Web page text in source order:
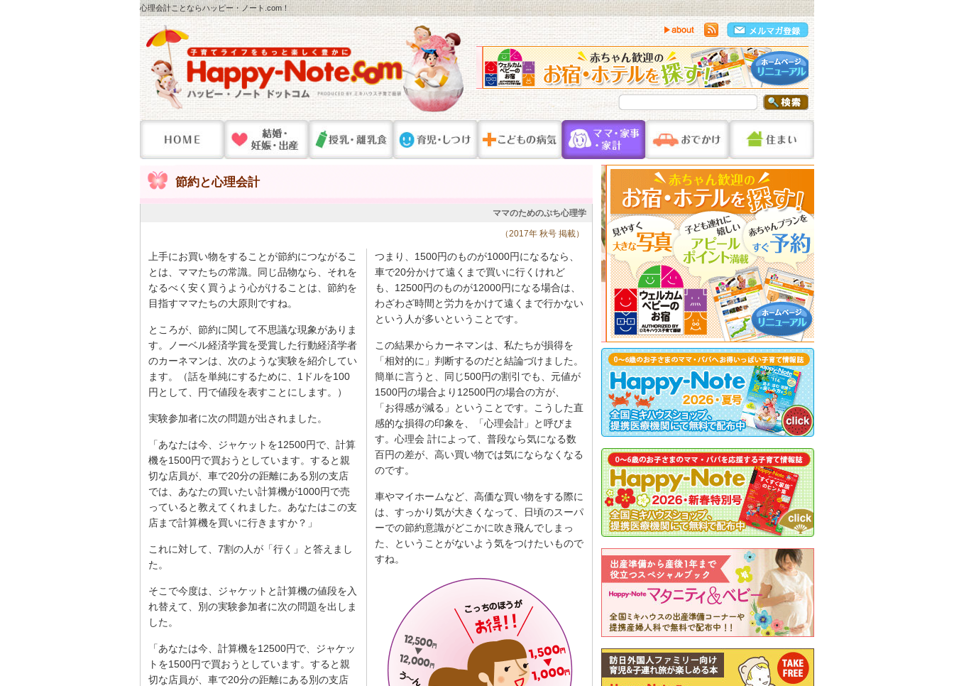
心理会計ことならハッピー・ノート.com！
節約と心理会計
ママのためのぷち心理学
（2017年 秋号 掲載）
上手にお買い物をすることが節約につながるこ
とは、ママたちの常識。同じ品物なら、それを
なるべく安く買うよう心がけることは、節約を
目指すママたちの大原則ですね。
ところが、節約に関して不思議な現象がありま
す。ノーベル経済学賞を受賞した行動経済学者
のカーネマンは、次のような実験を紹介してい
ます。（話を単純にするために、1ドルを100
円として、円で値段を表すことにします。）
実験参加者に次の問題が出されました。
「あなたは今、ジャケットを12500円で、計算
機を1500円で買おうとしています。すると親
切な店員が、車で20分の距離にある別の支店
では、あなたの買いたい計算機が1000円で売
っていると教えてくれました。あなたはこの支
店まで計算機を買いに行きますか？」
これに対して、7割の人が「行く」と答えまし
た。
そこで今度は、ジャケットと計算機の値段を入
れ替えて、別の実験参加者に次の問題を出しま
した。
「あなたは今、計算機を12500円で、ジャケッ
トを1500円で買おうとしています。すると親
切な店員が、車で20分の距離にある別の支店
つまり、1500円のものが1000円になるなら、
車で20分かけて遠くまで買いに行くけれど
も、12500円のものが12000円になる場合は、
わざわざ時間と労力をかけて遠くまで行かない
という人が多いということです。
この結果からカーネマンは、私たちが損得を
「相対的に」判断するのだと結論づけました。
簡単に言うと、同じ500円の割引でも、元値が
1500円の場合より12500円の場合の方が、
「お得感が減る」ということです。こうした直
感的な損得の印象を、「心理会計」と呼びま
す。心理会 計によって、普段なら気になる数
百円の差が、高い買い物では気にならなくなる
のです。
車やマイホームなど、高価な買い物をする際に
は、すっかり気が大きくなって、日頃のスーパ
ーでの節約意識がどこかに吹き飛んでしまっ
た、ということがないよう気をつけたいもので
すね。